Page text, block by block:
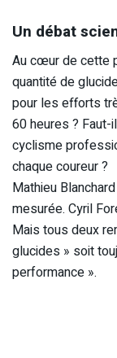
Un débat
Au cœur de cette
quantité de
pour les efforts
60 heures ?
cyclisme
chaque coureur ?
Mathieu
mesurée. Cyril
Mais tous deux
glucides » soit
performance ».